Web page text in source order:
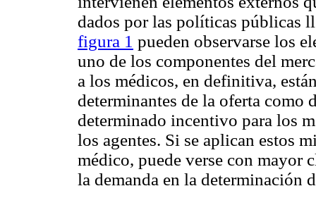
dados por las políticas públicas
figura 1 pueden observarse los
uno de los componentes del
a los médicos, en definitiva,
determinantes de la oferta como
determinado incentivo para los
los agentes. Si se aplican estos
médico, puede verse con mayor
la demanda en la determinación